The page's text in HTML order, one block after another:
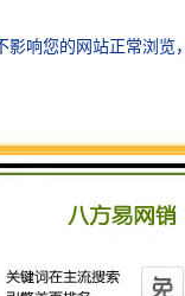
立柱、横管、
扣板；立柱
钢管，